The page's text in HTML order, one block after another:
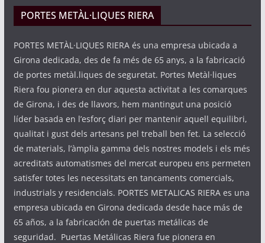
PORTES METÀL·LIQUES RIERA
PORTES METÀL·LIQUES RIERA és una empresa ubicada a
Girona dedicada, des de fa més de 65 anys, a la fabricació
de portes metàl.liques de seguretat. Portes Metàl·liques
Riera fou pionera en dur aquesta activitat a les comarques
de Girona, i des de llavors, hem mantingut una posició
líder basada en l’esforç diari per mantenir aquell equilibri,
qualitat i gust dels artesans pel treball ben fet. La selecció
de materials, l’àmplia gamma dels nostres models i els més
acreditats automatismes del mercat europeu ens permeten
satisfer totes les necessitats en tancaments comercials,
industrials y residencials. PORTES METALICAS RIERA es una
empresa ubicada en Girona dedicada desde hace más de
65 años, a la fabricación de puertas metálicas de
seguridad. Puertas Metálicas Riera fue pionera en